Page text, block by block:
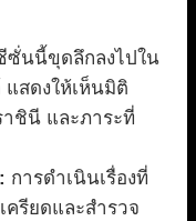
ซั่นนี้ขุดลึกลงไปใน
แสดงให้เห็นมิติ
ชินี และภาระที่
การดำเนินเรื่องที่
ครียดและสำรวจ